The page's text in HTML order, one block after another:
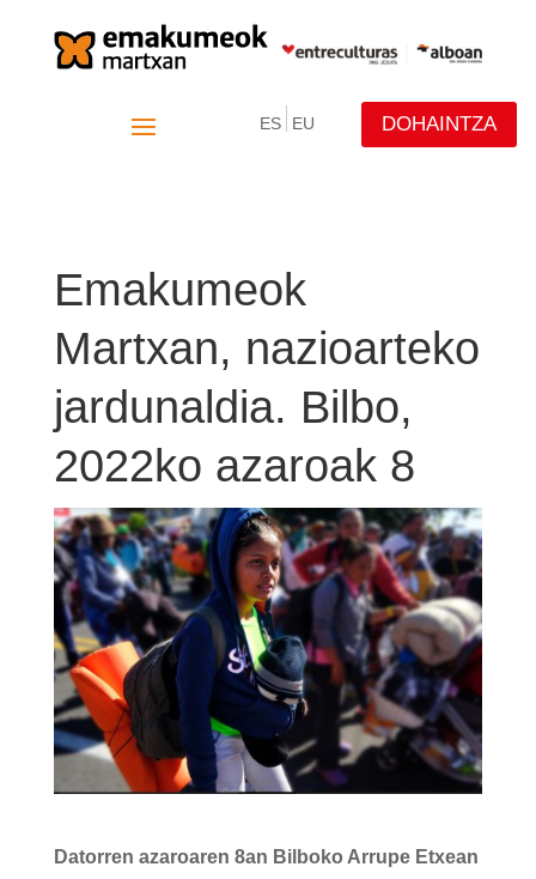
ES EU DOHAINTZA
Emakumeok
Martxan, nazioarteko
jardunaldia. Bilbo,
2022ko azaroak 8
Datorren azaroaren 8an Bilboko Arrupe Etxean